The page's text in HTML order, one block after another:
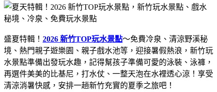
盛夏特輯！ 2026 新竹TOP玩水景點～免費冷泉、清涼野溪秘
境、熱門親子遊樂園、親子戲水池等，迎接暑假熱浪，新竹玩
水景點準備出發玩水趣，記得幫孩子準備可愛的泳裝、泳褲，
再選件美美的比基尼，打水仗、一整天泡在水裡透心涼！享受
清涼消暑快感，安排一趟新竹充實的夏季之旅吧！